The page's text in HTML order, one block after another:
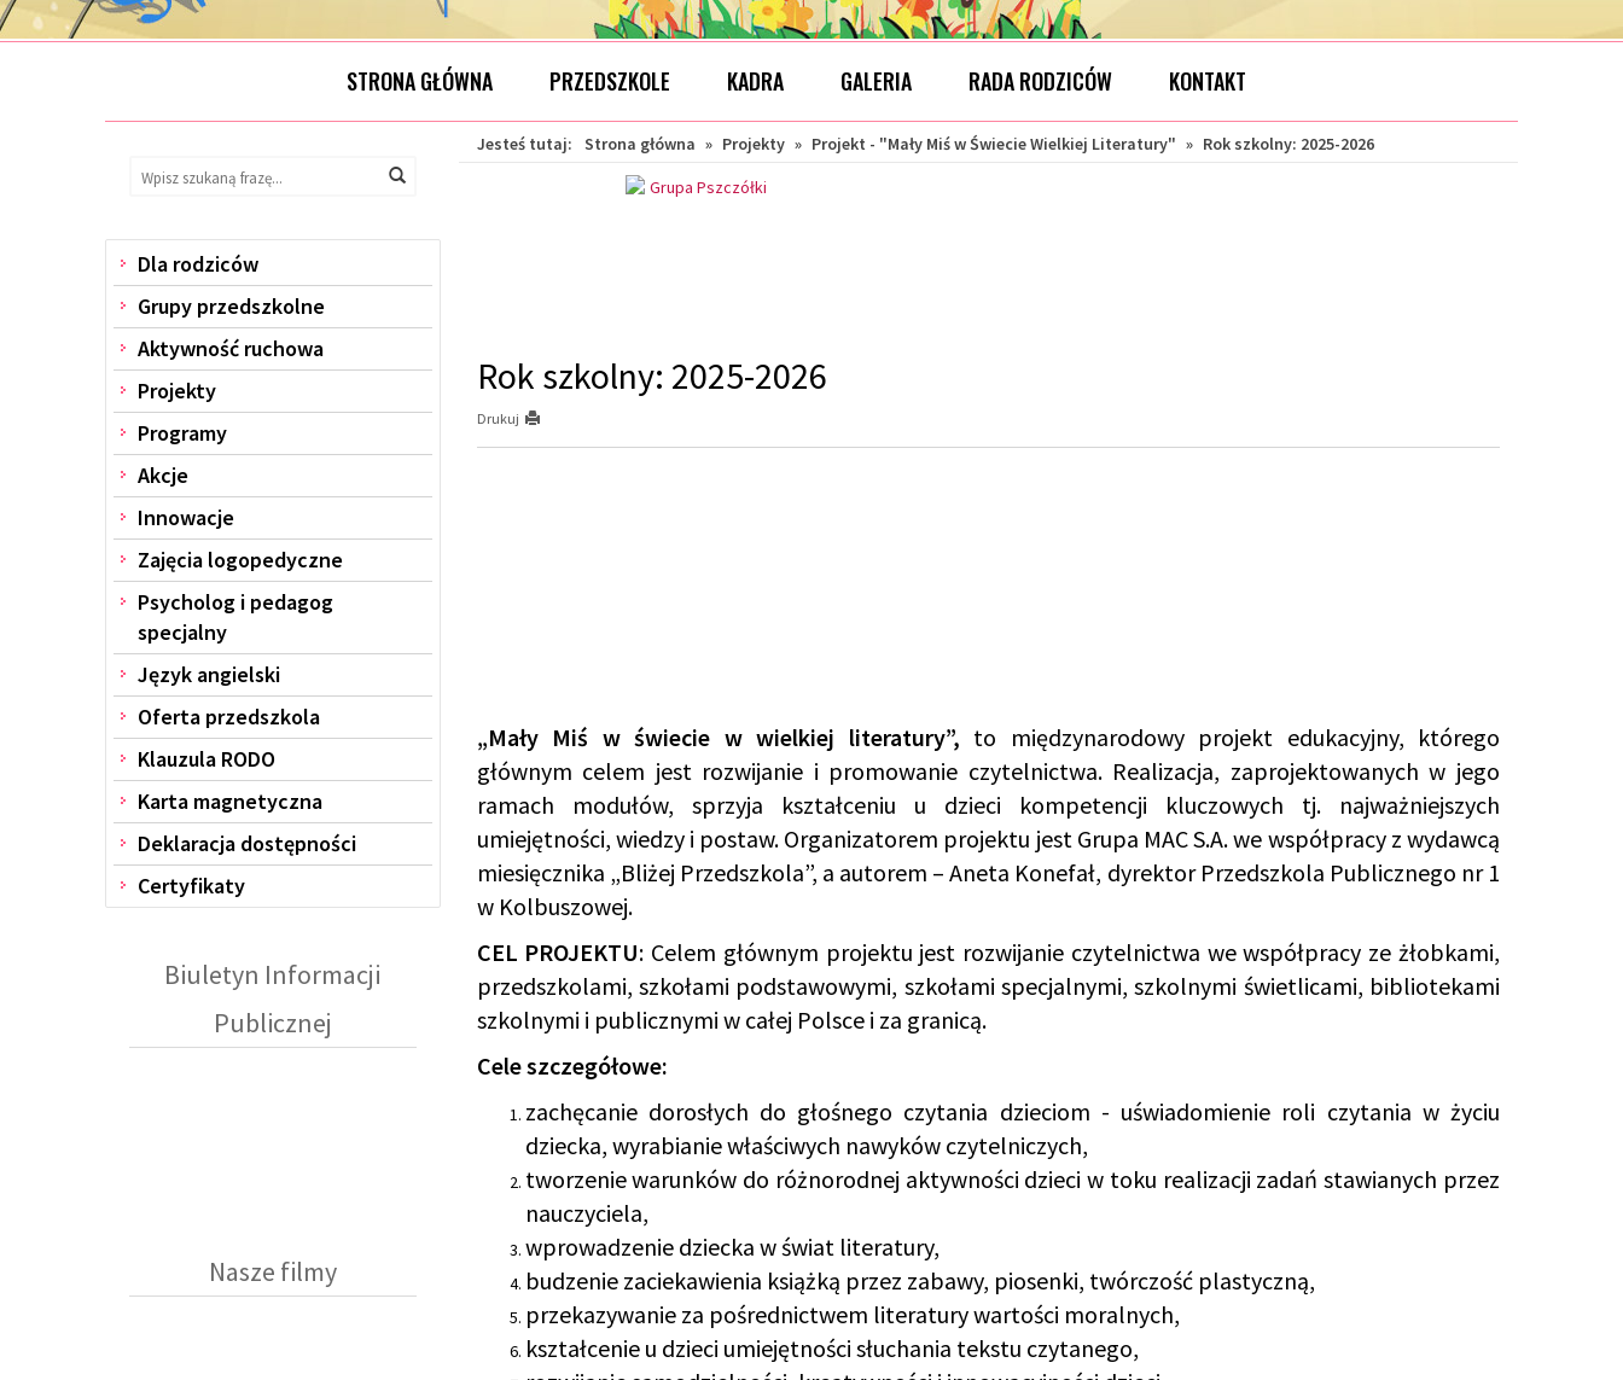
STRONA GŁÓWNA PRZEDSZKOLE KADRA GALERIA RADA RODZICÓW KONTAKT
Wyszukiwarka
Wyszukaj
na
Wyszukaj
Menu
Dla rodziców
Grupy przedszkolne
Aktywność ruchowa
Projekty
Programy
Akcje
Innowacje
Zajęcia logopedyczne
Psycholog i pedagog
specjalny
Język angielski
Oferta przedszkola
Klauzula RODO
Karta magnetyczna
Deklaracja dostępności
Certyfikaty
Biuletyn Informacji
Publicznej
Nasze filmy
Jesteś tutaj: Strona główna » Projekty » Projekt - "Mały Miś w Świecie Wielkiej Literatury" » Rok szkolny: 2025-2026
Rok szkolny: 2025-2026
Drukuj
„Mały Miś w świecie w wielkiej literatury”, to międzynarodowy projekt edukacyjny, którego
głównym celem jest rozwijanie i promowanie czytelnictwa. Realizacja, zaprojektowanych w jego
ramach modułów, sprzyja kształceniu u dzieci kompetencji kluczowych tj. najważniejszych
umiejętności, wiedzy i postaw. Organizatorem projektu jest Grupa MAC S.A. we współpracy z wydawcą
miesięcznika „Bliżej Przedszkola”, a autorem – Aneta Konefał, dyrektor Przedszkola Publicznego nr 1
w Kolbuszowej.
CEL PROJEKTU: Celem głównym projektu jest rozwijanie czytelnictwa we współpracy ze żłobkami,
przedszkolami, szkołami podstawowymi, szkołami specjalnymi, szkolnymi świetlicami, bibliotekami
szkolnymi i publicznymi w całej Polsce i za granicą.
Cele szczegółowe:
zachęcanie dorosłych do głośnego czytania dzieciom - uświadomienie roli czytania w życiu
dziecka, wyrabianie właściwych nawyków czytelniczych,
tworzenie warunków do różnorodnej aktywności dzieci w toku realizacji zadań stawianych przez
nauczyciela,
wprowadzenie dziecka w świat literatury,
budzenie zaciekawienia książką przez zabawy, piosenki, twórczość plastyczną,
przekazywanie za pośrednictwem literatury wartości moralnych,
kształcenie u dzieci umiejętności słuchania tekstu czytanego,